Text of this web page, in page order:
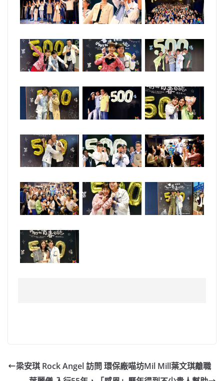
梁安琪 Rock Angel 訪問 環保廠喵坊Mil Mill葉文琪離職